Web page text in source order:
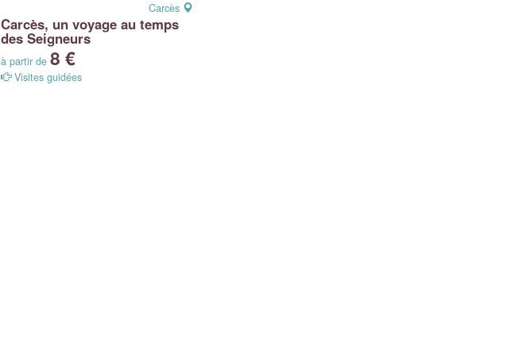
Carcès
Carcès, un voyage au temps
des Seigneurs
à partir de 8 €
Visites guidées